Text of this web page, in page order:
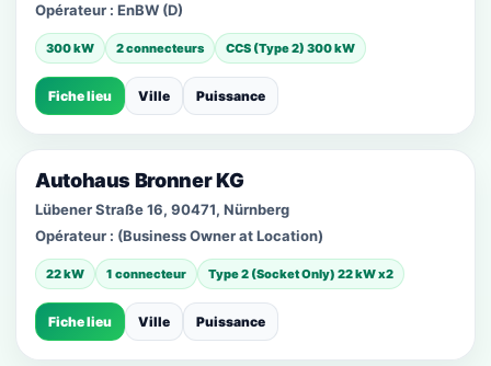
Opérateur : EnBW (D)
300 kW 2 connecteurs CCS (Type 2) 300 kW
Fiche lieu Ville Puissance
Autohaus Bronner KG
Lübener Straße 16, 90471, Nürnberg
Opérateur : (Business Owner at Location)
22 kW 1 connecteur Type 2 (Socket Only) 22 kW x2
Fiche lieu Ville Puissance